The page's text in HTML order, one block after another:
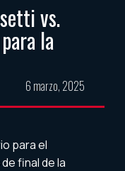
vs.
la
6 marzo, 2025
para el
final de la